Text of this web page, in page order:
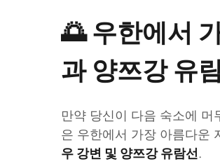
🌅 우한에서
과 양쯔강 유
만약 당신이 다음 숙소에 머
은 우한에서 가장 아름다운
우 강변 및 양쯔강 유람선.